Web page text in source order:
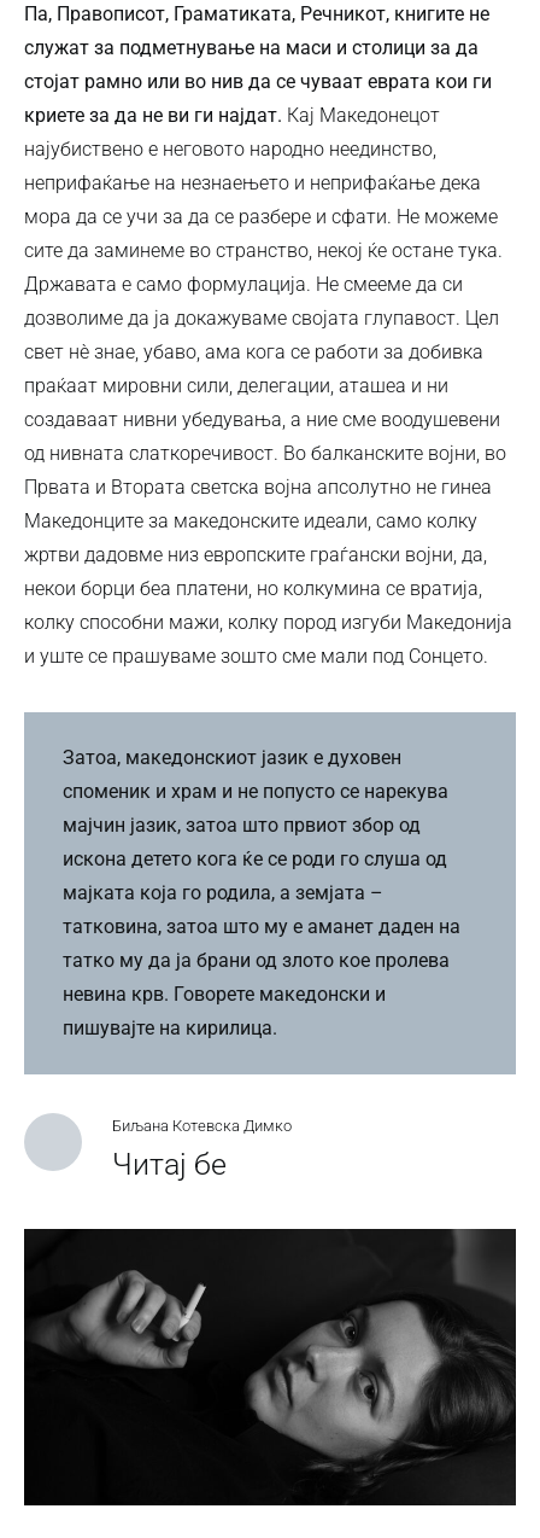
Па, Правописот, Граматиката, Речникот, книгите не
служат за подметнување на маси и столици за да
стојат рамно или во нив да се чуваат еврата кои ги
криете за да не ви ги најдат. Кај Македонецот
најубиствено е неговото народно неединство,
неприфаќање на незнаењето и неприфаќање дека
мора да се учи за да се разбере и сфати. Не можеме
сите да заминеме во странство, некој ќе остане тука.
Државата е само формулација. Не смееме да си
дозволиме да ја докажуваме својата глупавост. Цел
свет нѐ знае, убаво, ама кога се работи за добивка
праќаат мировни сили, делегации, аташеа и ни
создаваат нивни убедувања, а ние сме воодушевени
од нивната слаткоречивост. Во балканските војни, во
Првата и Втората светска војна апсолутно не гинеа
Македонците за македонските идеали, само колку
жртви дадовме низ европските граѓански војни, да,
некои борци беа платени, но колкумина се вратија,
колку способни мажи, колку пород изгуби Македонија
и уште се прашуваме зошто сме мали под Сонцето.
Затоа, македонскиот јазик е духовен
споменик и храм и не попусто се нарекува
мајчин јазик, затоа што првиот збор од
искона детето кога ќе се роди го слуша од
мајката која го родила, а земјата –
татковина, затоа што му е аманет даден на
татко му да ја брани од злото кое пролева
невина крв. Говорете македонски и
пишувајте на кирилица.
Биљана Котевска Димко
Читај бе